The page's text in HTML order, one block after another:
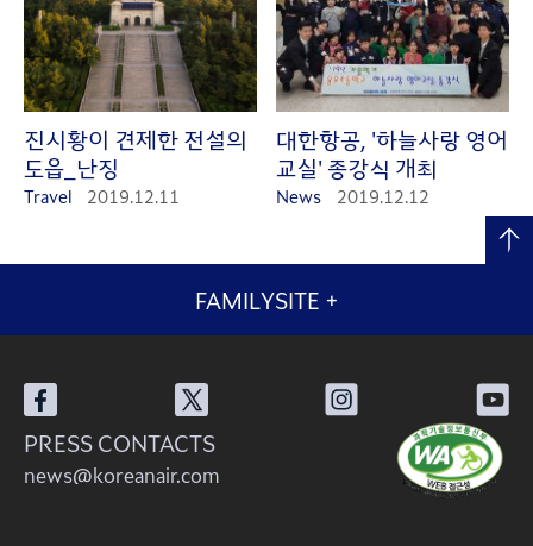
진시황이 견제한 전설의
도읍_난징
Travel 2019.12.11
대한항공, '하늘사랑 영어
교실' 종강식 개최
News 2019.12.12
FAMILYSITE +
PRESS CONTACTS
news@koreanair.com